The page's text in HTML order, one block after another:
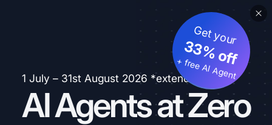
1 July – 31st August 2026 *extended
AI Agents at Zero
Get your
33% off
+ free AI Agent